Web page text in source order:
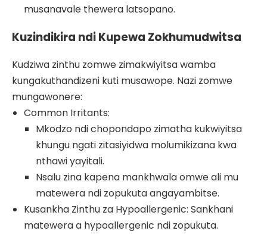
musanavale thewera latsopano.
Kuzindikira ndi Kupewa Zokhumudwitsa
Kudziwa zinthu zomwe zimakwiyitsa wamba
kungakuthandizeni kuti musawope. Nazi zomwe
mungawonere:
Common Irritants:
Mkodzo ndi chopondapo zimatha kukwiyitsa
khungu ngati zitasiyidwa molumikizana kwa
nthawi yayitali.
Nsalu zina kapena mankhwala omwe ali mu
matewera ndi zopukuta angayambitse.
Kusankha Zinthu za Hypoallergenic: Sankhani
matewera a hypoallergenic ndi zopukuta.